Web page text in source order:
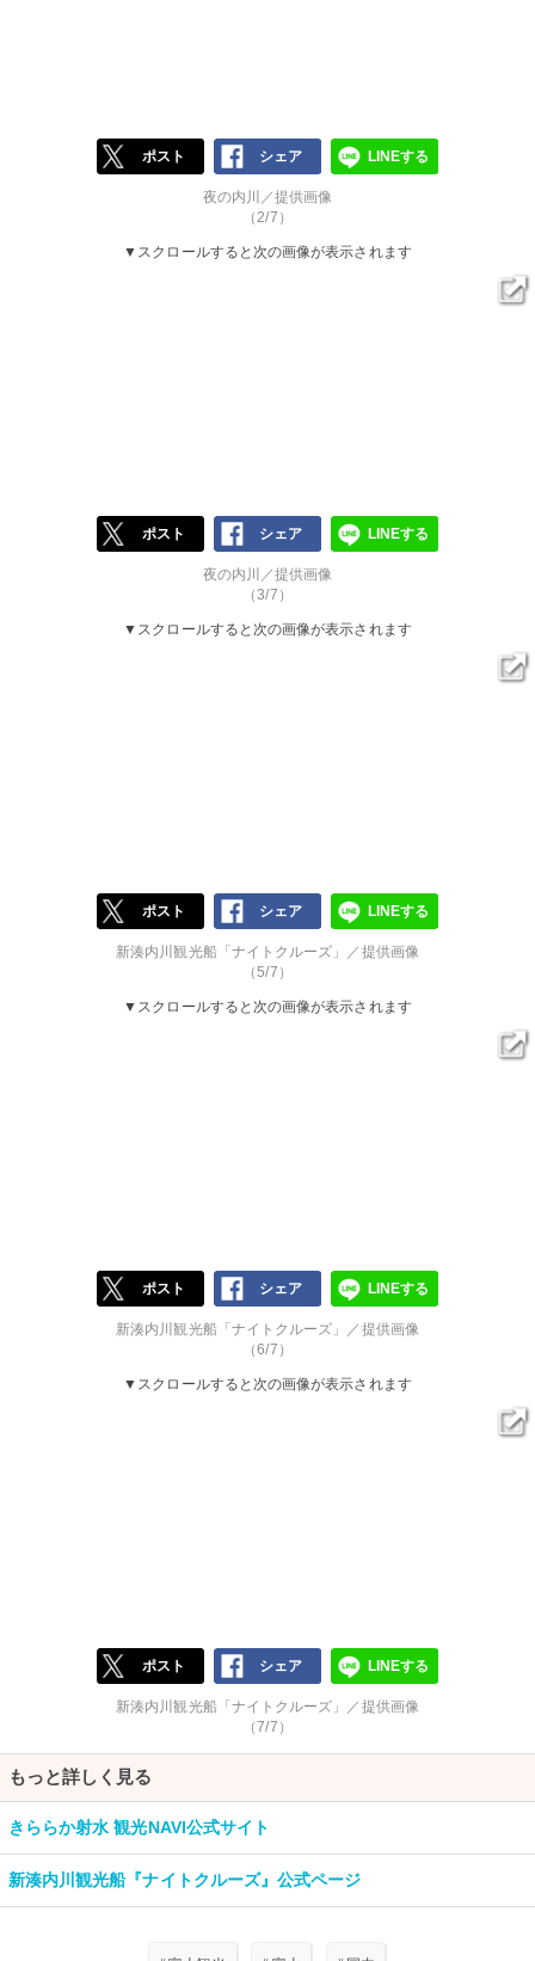
ポスト シェア LINEする
夜の内川／提供画像
（2/7）
▼スクロールすると次の画像が表示されます
ポスト シェア LINEする
夜の内川／提供画像
（3/7）
▼スクロールすると次の画像が表示されます
ポスト シェア LINEする
新湊内川観光船「ナイトクルーズ」／提供画像
（5/7）
▼スクロールすると次の画像が表示されます
ポスト シェア LINEする
新湊内川観光船「ナイトクルーズ」／提供画像
（6/7）
▼スクロールすると次の画像が表示されます
ポスト シェア LINEする
新湊内川観光船「ナイトクルーズ」／提供画像
（7/7）
もっと詳しく見る
きららか射水 観光NAVI公式サイト
新湊内川観光船『ナイトクルーズ』公式ページ